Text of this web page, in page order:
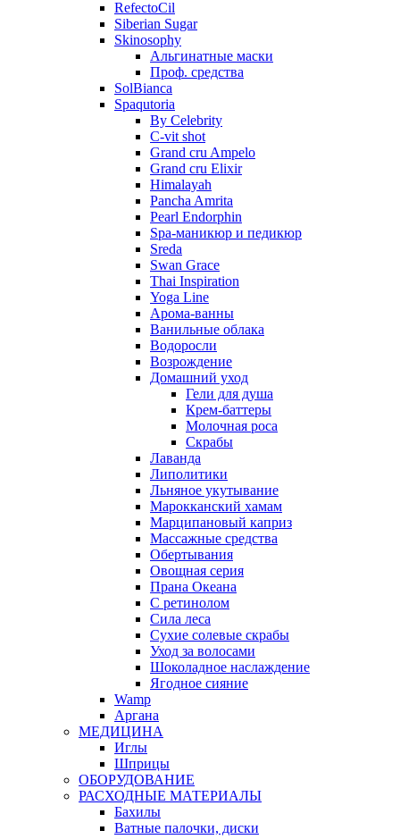
RefectoCil
Siberian Sugar
Skinosophy
Альгинатные маски
Проф. средства
SolBianca
Spaqutoria
By Celebrity
C-vit shot
Grand cru Ampelo
Grand сru Elixir
Himalayah
Pancha Amrita
Pearl Endorphin
Spa-маникюр и педикюр
Sreda
Swan Grace
Thai Inspiration
Yoga Line
Арома-ванны
Ванильные облака
Водоросли
Возрождение
Домашний уход
Гели для душа
Крем-баттеры
Молочная роса
Скрабы
Лаванда
Липолитики
Льняное укутывание
Марокканский хамам
Марципановый каприз
Массажные средства
Обертывания
Овощная серия
Прана Океана
С ретинолом
Сила леса
Сухие солевые скрабы
Уход за волосами
Шоколадное наслаждение
Ягодное сияние
Wamp
Аргана
МЕДИЦИНА
Иглы
Шприцы
ОБОРУДОВАНИЕ
РАСХОДНЫЕ МАТЕРИАЛЫ
Бахилы
Ватные палочки, диски